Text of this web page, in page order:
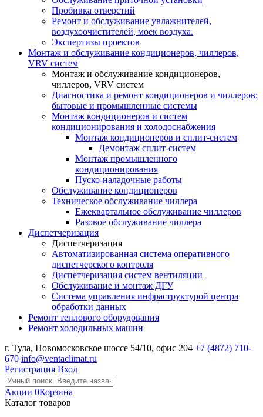
Пробивка отверстий
Ремонт и обслуживание увлажнителей,
воздухоочистителей, моек воздуха.
Экспертизы проектов
Монтаж и обслуживание кондиционеров, чиллеров,
VRV систем
Монтаж и обслуживание кондиционеров,
чиллеров, VRV систем
Диагностика и ремонт кондиционеров и чиллеров:
бытовые и промышленные системы
Монтаж кондиционеров и систем
кондиционирования и холодоснабжения
Монтаж кондиционеров и сплит-систем
Демонтаж сплит-систем
Монтаж промышленного
кондиционирования
Пуско-наладочные работы
Обслуживание кондиционеров
Техническое обслуживание чиллера
Ежеквартальное обслуживание чиллеров
Разовое обслуживание чиллера
Диспетчеризация
Диспетчеризация
Автоматизированная система оперативного
диспетчерского контроля
Диспетчеризация систем вентиляции
Обслуживание и монтаж ДГУ
Система управления инфраструктурой центра
обработки данных
Ремонт теплового оборудования
Ремонт холодильных машин
г. Тула, Новомосковское шоссе 54/10, офис 204 +7 (4872) 710-
670 info@ventaclimat.ru
Регистрация Вход
Акции 0Корзина
Каталог товаров